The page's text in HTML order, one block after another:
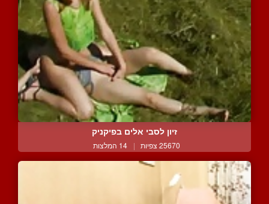
זיון לסבי אלים בפיקניק
25670 צפיות | 14 המלצות